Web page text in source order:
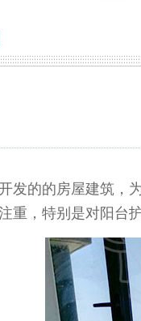
的的房屋建筑，为
重，特别是对阳台